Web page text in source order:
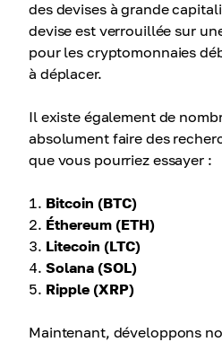
des devises à grande
devise est verrouillée sur
pour les cryptomonnaies
à déplacer.
Il existe également de
absolument faire des
que vous pourriez essayer :
Bitcoin (BTC)
Éthereum (ETH)
Litecoin (LTC)
Solana (SOL)
Ripple (XRP)
Maintenant, développons